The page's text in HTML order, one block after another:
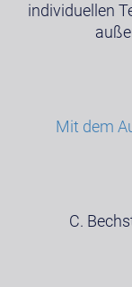
individuellen
Mit dem
C.